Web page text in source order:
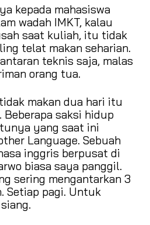
kepada mahasiswa
wadah IMKT, kalau
saat kuliah, itu tidak
telat makan seharian.
teknis saja, malas
orang tua.
makan dua hari itu
saksi hidup
yang saat ini
Language. Sebuah
inggris berpusat di
biasa saya panggil.
sering mengantarkan 3
Setiap pagi. Untuk